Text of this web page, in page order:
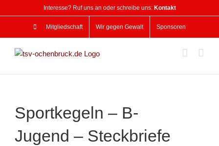
Inhalt
Interesse? Ruf uns an oder schreibe uns: Kontakt
Mitgliedschaft Wir gegen Gewalt Sponsoren
Sportkegeln – B-
Jugend – Steckbriefe